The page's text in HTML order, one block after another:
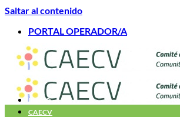
Saltar al contenido
PORTAL OPERADOR/A
INICIO
CAECV